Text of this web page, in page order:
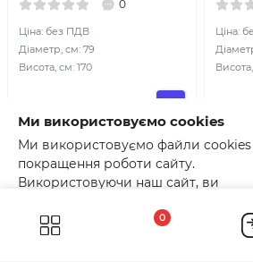
0
0
Ціна: без ПДВ
Діаметр, см: 79
Висота, см: 170
Ціна:
Показано з
Показати
Ми використовуємо cookies
Ми використовуємо файли cookies
покращення роботи сайту.
Використовуючи наш сайт, ви
cookies. Детальніше читайте у
користування